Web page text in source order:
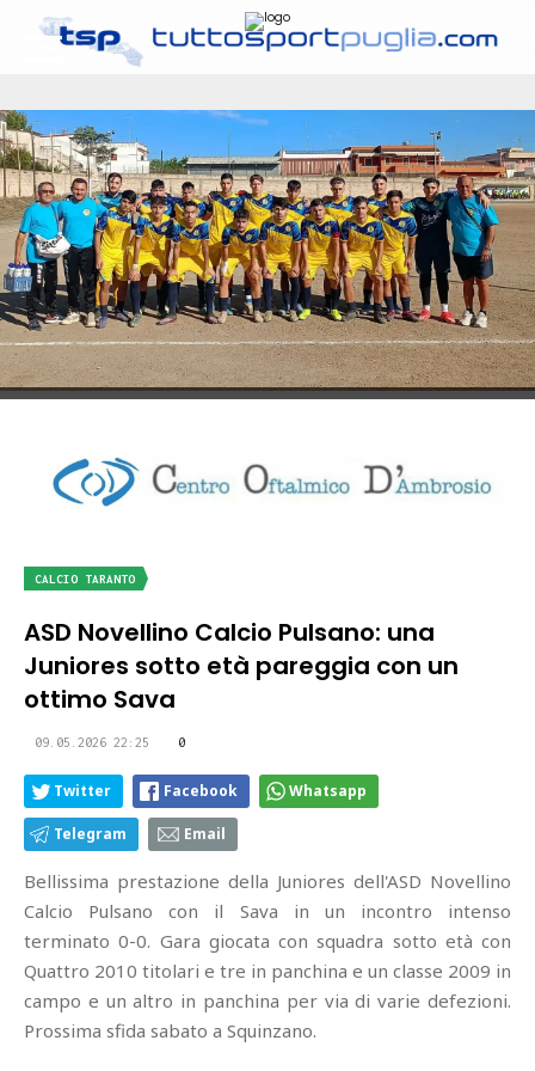
CALCIO TARANTO
ASD Novellino Calcio Pulsano: una
Juniores sotto età pareggia con un
ottimo Sava
09.05.2026 22:25 0
Twitter Facebook Whatsapp
Telegram Email
Bellissima prestazione della Juniores dell'ASD Novellino
Calcio Pulsano con il Sava in un incontro intenso
terminato 0-0. Gara giocata con squadra sotto età con
Quattro 2010 titolari e tre in panchina e un classe 2009 in
campo e un altro in panchina per via di varie defezioni.
Prossima sfida sabato a Squinzano.